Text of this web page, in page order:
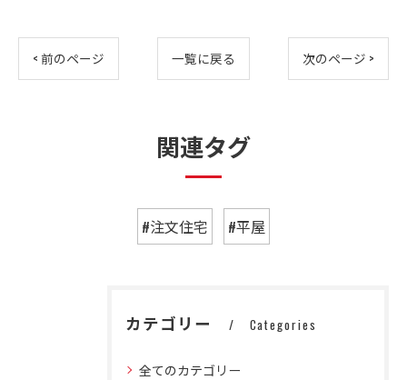
< 前のページ 一覧に戻る 次のページ >
関連タグ
#注文住宅 #平屋
カテゴリー Categories
全てのカテゴリー